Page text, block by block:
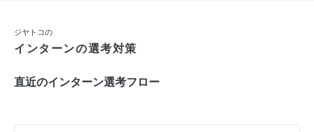
ジヤトコの
インターンの選考対策
直近のインターン選考フロー